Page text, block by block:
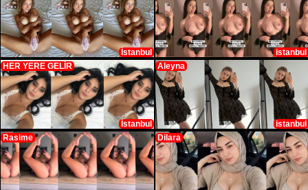
İstanbul
istanbul
HER YERE GELİR
İstanbul
Aleyna
istanbul
Rasime
Dilara